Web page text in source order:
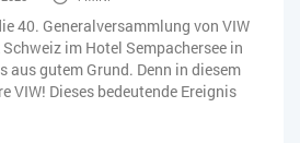
40. Generalversammlung von VIW
im Hotel Sempachersee in
gutem Grund. Denn in diesem
VIW! Dieses bedeutende Ereignis